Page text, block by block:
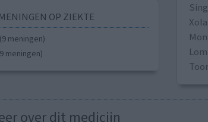
OP ZIEKTE
(9 meningen)
meningen)
over dit medicijn